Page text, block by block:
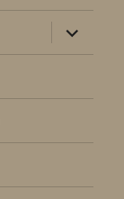
раскрыть
дочернее
меню